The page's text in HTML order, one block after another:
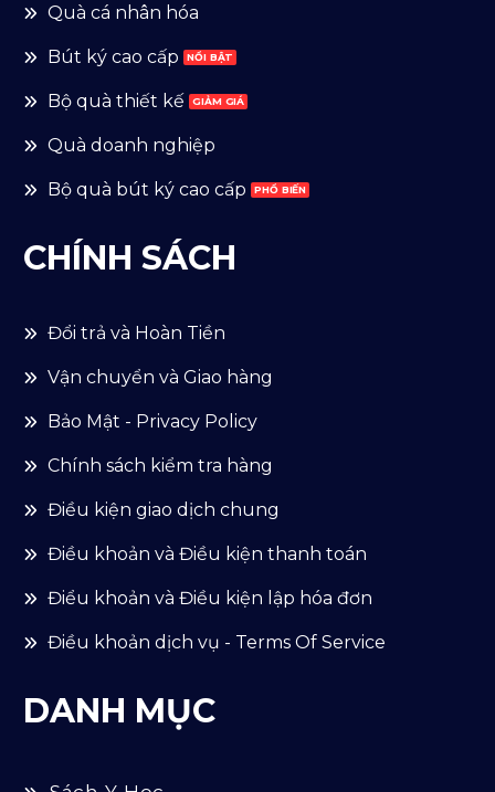
Quà cá nhân hóa
Bút ký cao cấp
Bộ quà thiết kế
Quà doanh nghiệp
Bộ quà bút ký cao cấp
CHÍNH SÁCH
Đổi trả và Hoàn Tiền
Vận chuyển và Giao hàng
Bảo Mật - Privacy Policy
Chính sách kiểm tra hàng
Điều kiện giao dịch chung
Điều khoản và Điều kiện thanh toán
Điểu khoản và Điều kiện lập hóa đơn
Điều khoản dịch vụ - Terms Of Service
DANH MỤC